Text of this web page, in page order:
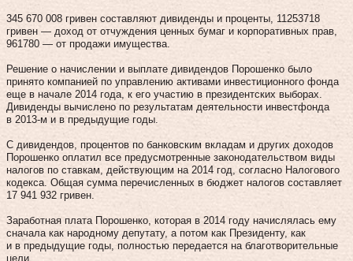
345 670 008 гривен составляют дивиденды и проценты, 11253718
гривен — доход от отчуждения ценных бумаг и корпоративных прав,
961780 — от продажи имущества.
Решение о начислении и выплате дивидендов Порошенко было
принято компанией по управлению активами инвестиционного фонда
еще в начале 2014 года, к его участию в президентских выборах.
Дивиденды вычислено по результатам деятельности инвестфонда
в 2013-м и в предыдущие годы.
С дивидендов, процентов по банковским вкладам и других доходов
Порошенко оплатил все предусмотренные законодательством виды
налогов по ставкам, действующим на 2014 год, согласно Налогового
кодекса. Общая сумма перечисленных в бюджет налогов составляет
17 941 932 гривен.
Заработная плата Порошенко, которая в 2014 году начислялась ему
сначала как народному депутату, а потом как Президенту, как
и в предыдущие годы, полностью передается на благотворительные
цели.